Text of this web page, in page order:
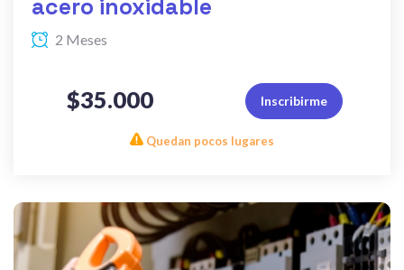
acero inoxidable
2 Meses
$35.000 Inscribirme
Quedan pocos lugares